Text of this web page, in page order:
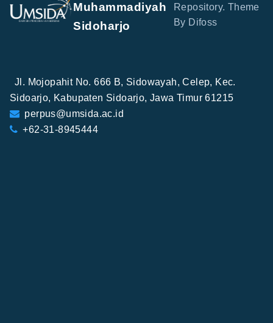
Muhammadiyah
Sidoharjo
Repository. Theme
By Difoss
Jl. Mojopahit No. 666 B, Sidowayah, Celep, Kec.
Sidoarjo, Kabupaten Sidoarjo, Jawa Timur 61215
perpus@umsida.ac.id
+62-31-8945444